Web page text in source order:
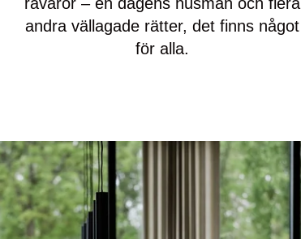
andra vällagade rätter, det finns något
för alla.